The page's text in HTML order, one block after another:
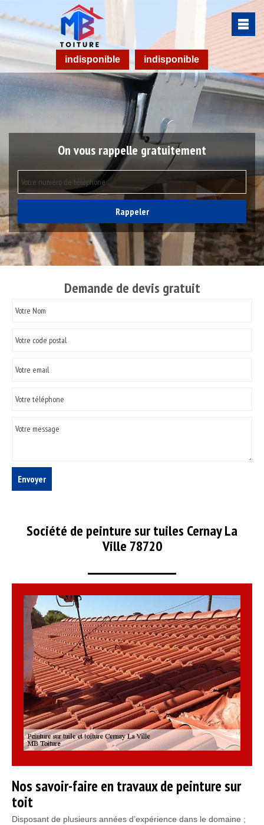
indisponible indisponible
On vous rappelle gratuitement
Demande de devis gratuit
Société de peinture sur tuiles Cernay La
Ville 78720
Nos savoir-faire en travaux de peinture sur
toit
Disposant de plusieurs années d’expérience dans le domaine ;